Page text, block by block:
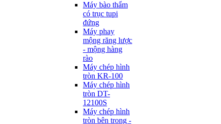
Máy bào thẩm
có trục tupi
đứng
Máy phay
mộng răng lược
- mộng hàng
rào
Máy chép hình
tròn KR-100
Máy chép hình
tròn DT-
12100S
Máy chép hình
tròn bên trong -